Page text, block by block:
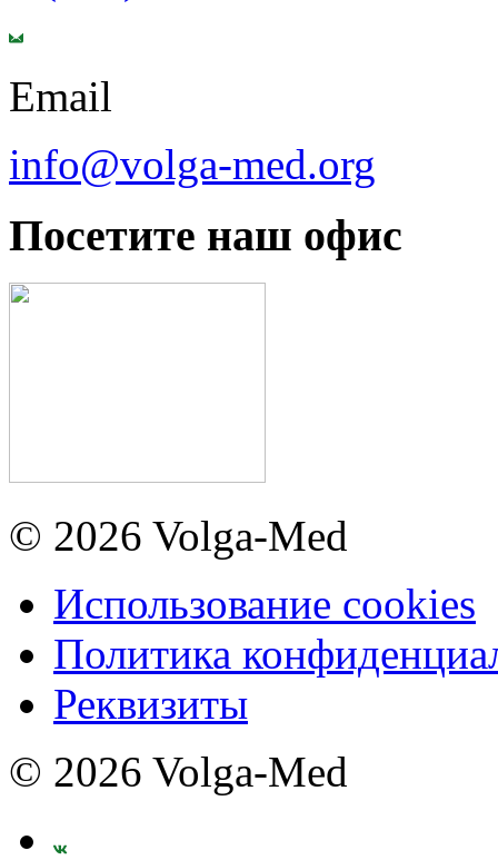
Email
info@volga-med.org
Посетите наш офис
© 2026 Volga-Med
Использование cookies
Политика
Реквизиты
© 2026 Volga-Med